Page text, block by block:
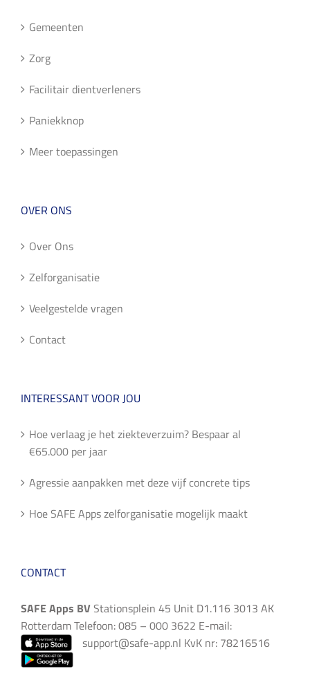
Gemeenten
Zorg
Facilitair dientverleners
Paniekknop
Meer toepassingen
OVER ONS
Over Ons
Zelforganisatie
Veelgestelde vragen
Contact
INTERESSANT VOOR JOU
Hoe verlaag je het ziekteverzuim? Bespaar al
€65.000 per jaar
Agressie aanpakken met deze vijf concrete tips
Hoe SAFE Apps zelforganisatie mogelijk maakt
CONTACT
SAFE Apps BVStationsplein 45 Unit D1.116 3013 AK
Rotterdam Telefoon: 085 – 000 3622 E-mail:
support@safe-app.nl KvK nr: 78216516